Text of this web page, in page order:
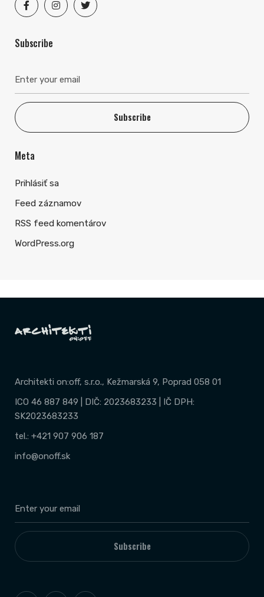
Subscribe
Subscribe
Meta
Prihlásiť sa
Feed záznamov
RSS feed komentárov
WordPress.org
Architekti on:off, s.r.o., Kežmarská 9, Poprad 058 01
ICO 46 887 849 | DIČ: 2023683233 | IČ DPH:
SK2023683233
tel.: +421 907 906 187
info@onoff.sk
Subscribe